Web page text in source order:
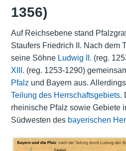
1356)
Auf Reichsebene stand
Staufers Friedrich II. Nach dem
seine Söhne Ludwig II. (reg.
XIII. (reg. 1253-1290)
Pfalz und Bayern aus.
Teilung des Herrschaftsgebiets.
rheinische Pfalz sowie Gebiete
Südwesten des bayerischen